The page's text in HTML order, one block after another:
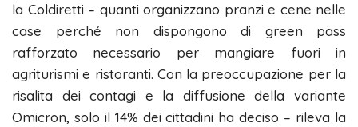
la Coldiretti – quanti organizzano pranzi e cene nelle
case perché non dispongono di green pass
rafforzato necessario per mangiare fuori in
agriturismi e ristoranti. Con la preoccupazione per la
risalita dei contagi e la diffusione della variante
Omicron, solo il 14% dei cittadini ha deciso – rileva la